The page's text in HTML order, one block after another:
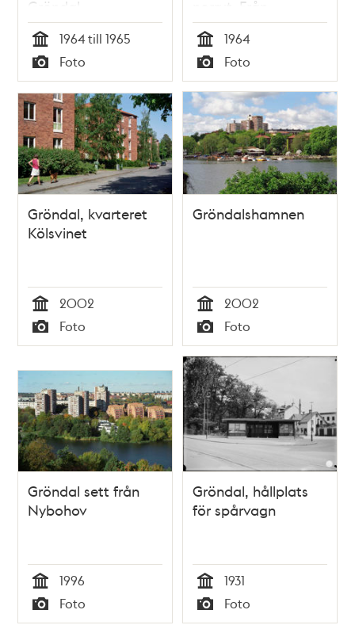
Gröndal
Tid
1964 till 1965
Typ
Foto
norrut. Från
Nybohovsberget.
Under Essingeledens
anläggande
Tid
1964
Typ
Foto
Gröndal, kvarteret
Kölsvinet
Tid
2002
Typ
Foto
Gröndalshamnen
Tid
2002
Typ
Foto
Gröndal sett från
Nybohov
Tid
1996
Typ
Foto
Gröndal, hållplats
för spårvagn
Tid
1931
Typ
Foto